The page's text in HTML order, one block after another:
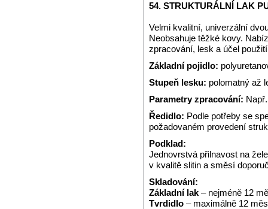
54. STRUKTURÁLNÍ LAK
Velmi kvalitní, univerzální
Neobsahuje těžké kovy.
zpracování, lesk a účel
Základní pojidlo:
Stupeň lesku: polomatný až
Parametry zpracování:
Ředidlo: Podle potřeby se
požadovaném provedení
Podklad:
Jednovrstvá přilnavost na
v kvalitě slitin a směsí
Skladování:
Základní lak – nejméně 12
Tvrdidlo – maximálně 12